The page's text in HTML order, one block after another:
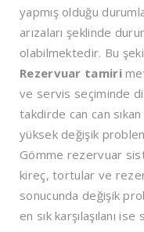
yapmış olduğu
arızaları şeklinde
olabilmektedir. Bu
Rezervuar tamiri
ve servis seçiminde
takdirde can can
yüksek değişik
Gömme rezervuar
kireç, tortular ve
sonucunda değişik
en sık karşılaşılanı